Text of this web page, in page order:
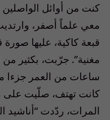
كنت من أوائل
معي علماً أصفر،
قبعة كاكية، عليها صورة
مغنية”. جرّبت، بكثير
ساعات من العمر جزءا
كانت تهتف، صلّيت
المرات، ردّدت “أناشيد